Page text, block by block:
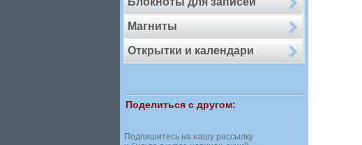
Магниты
Открытки и календари
Поделиться с другом:
Подпишитесь на нашу рассылку